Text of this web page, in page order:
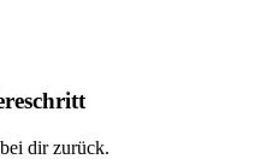
dir zurück.